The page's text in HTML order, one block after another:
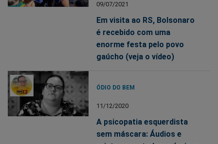
09/07/2021
Em visita ao RS, Bolsonaro
é recebido com uma
enorme festa pelo povo
gaúcho (veja o vídeo)
ÓDIO DO BEM
11/12/2020
A psicopatia esquerdista
sem máscara: Áudios e